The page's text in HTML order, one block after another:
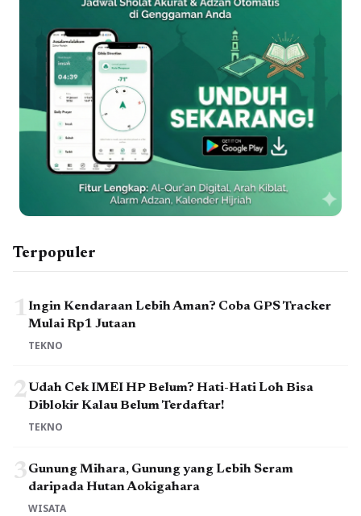
Terpopuler
1Ingin Kendaraan Lebih Aman? Coba GPS Tracker
Mulai Rp1 Jutaan
TEKNO
2Udah Cek IMEI HP Belum? Hati-Hati Loh Bisa
Diblokir Kalau Belum Terdaftar!
TEKNO
3Gunung Mihara, Gunung yang Lebih Seram
daripada Hutan Aokigahara
WISATA